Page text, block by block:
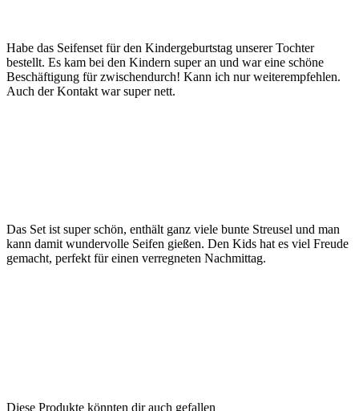
Habe das Seifenset für den Kindergeburtstag unserer Tochter
bestellt. Es kam bei den Kindern super an und war eine schöne
Beschäftigung für zwischendurch! Kann ich nur weiterempfehlen.
Auch der Kontakt war super nett.
Das Set ist super schön, enthält ganz viele bunte Streusel und man
kann damit wundervolle Seifen gießen. Den Kids hat es viel Freude
gemacht, perfekt für einen verregneten Nachmittag.
Diese Produkte könnten dir auch gefallen